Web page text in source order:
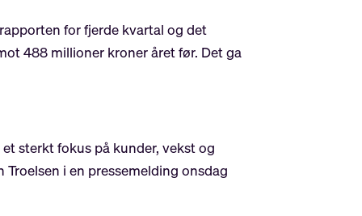
for fjerde kvartal og det
488 millioner kroner året før. Det ga
sterkt fokus på kunder, vekst og
i en pressemelding onsdag